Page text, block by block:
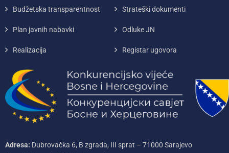
Budžetska transparentnost Strateški dokumenti
Plan javnih nabavki Odluke JN
Realizacija Registar ugovora
Adresa: Dubrovačka 6, B zgrada, III sprat – 71000‌ Sarajevo